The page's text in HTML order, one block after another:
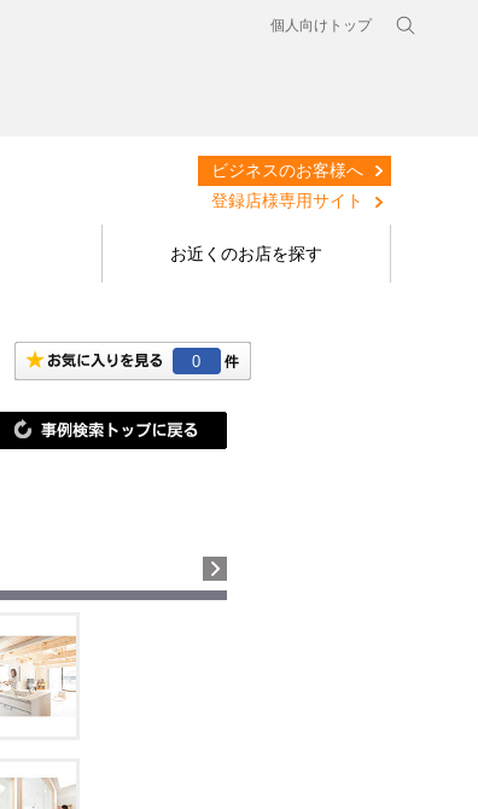
個人向けトップ
ビジネスのお客様へ
登録店様専用サイト
お近くのお店を探す
0